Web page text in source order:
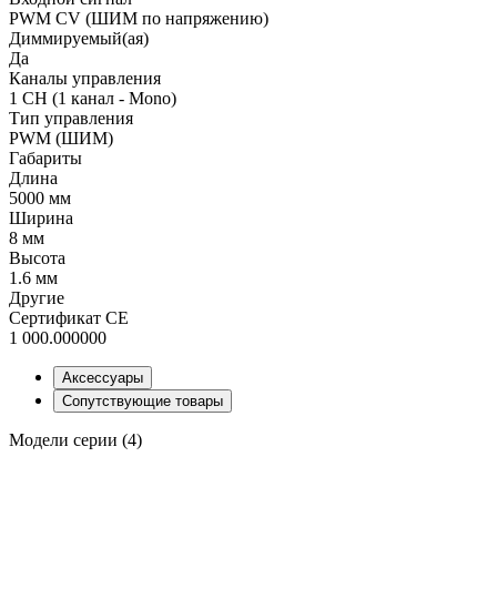
PWM СV (ШИМ по напряжению)
Диммируемый(ая)
Да
Каналы управления
1 CH (1 канал - Mono)
Тип управления
PWM (ШИМ)
Габариты
Длина
5000 мм
Ширина
8 мм
Высота
1.6 мм
Другие
Сертификат CE
1 000.000000
Аксессуары
Сопутствующие товары
Модели серии (4)